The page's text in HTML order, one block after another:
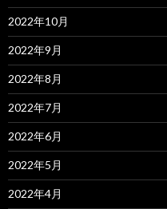
2022年10月
2022年9月
2022年8月
2022年7月
2022年6月
2022年5月
2022年4月